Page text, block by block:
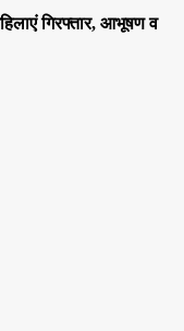
गिरफ्तार, आभूषण व